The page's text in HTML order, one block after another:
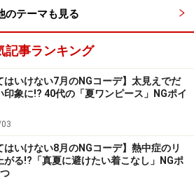
年現在は閉店）ではＶゾーンの
ぶことができます。パターンオー
ダーと同じくらいの自由度で楽し
。
のテーマも見る
記事ランキング
はいけない7月のNGコーデ】太見えでだ
印象に!? 40代の「夏ワンピース」NGポイ
はいけない8月のNGコーデ】熱中症のリ
がる!?「真夏に避けたい着こなし」NGポ